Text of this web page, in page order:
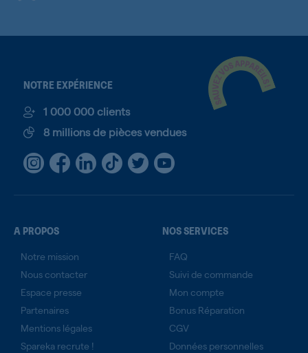
NOTRE EXPÉRIENCE
1 000 000 clients
8 millions de pièces vendues
A PROPOS
Notre mission
Nous contacter
Espace presse
Partenaires
Mentions légales
Spareka recrute !
NOS SERVICES
FAQ
Suivi de commande
Mon compte
Bonus Réparation
CGV
Données personnelles